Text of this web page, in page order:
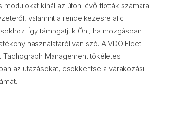
kínál az úton lévő flották számára.
valamint a rendelkezésre álló
Így támogatjuk Önt, ha mozgásban
használatáról van szó. A VDO Fleet
Tachograph Management tökéletes
az utazásokat, csökkentse a várakozási